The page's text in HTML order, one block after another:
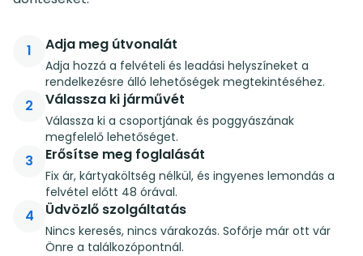
1 Adja meg útvonalát
Adja hozzá a felvételi és leadási helyszíneket a
rendelkezésre álló lehetőségek megtekintéséhez.
2 Válassza ki járművét
Válassza ki a csoportjának és poggyászának
megfelelő lehetőséget.
3 Erősítse meg foglalását
Fix ár, kártyaköltség nélkül, és ingyenes lemondás a
felvétel előtt 48 órával.
4 Üdvözlő szolgáltatás
Nincs keresés, nincs várakozás. Sofőrje már ott vár
Önre a találkozópontnál.